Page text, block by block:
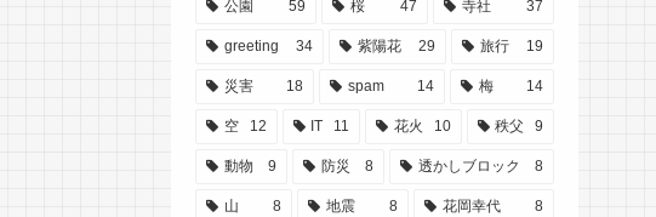
公園 59 桜 47 寺社 37
greeting 34 紫陽花 29 旅行 19
災害 18 spam 14 梅 14
空 12 IT 11 花火 10 秩父 9
動物 9 防災 8 透かしブロック 8
山 8 地震 8 花岡幸代 8